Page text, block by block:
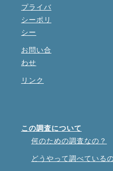
プライバ
シーポリ
シー
お問い合
わせ
リンク
この調査について
何のための調査なの？
どうやって調べている